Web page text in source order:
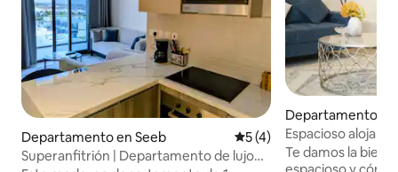
Departamento en Seeb Calificación promedio: 5
5 (4)
Superanfitrión | Departamento de lujo
Departamento
Espacioso
habitaciones y
aeropuerto
Te damos la